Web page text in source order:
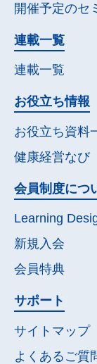
開催予定のセ
連載一覧
連載一覧
お役立ち情報
お役立ち資料
健康経営なび
会員制度につ
Learning
新規入会
会員特典
サポート
サイトマップ
よくあるご質